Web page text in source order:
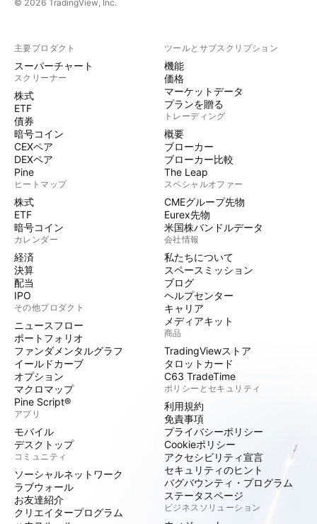
© 2026 TradingView, Inc.
主要プロダクト
スーパーチャート
スクリーナー
株式
ETF
債券
暗号コイン
CEXペア
DEXペア
Pine
ヒートマップ
株式
ETF
暗号コイン
カレンダー
経済
決算
配当
IPO
その他プロダクト
ニュースフロー
ポートフォリオ
ファンダメンタルグラフ
イールドカーブ
オプション
マクロマップ
Pine Script®
アプリ
モバイル
デスクトップ
コミュニティ
ソーシャルネットワーク
ラブウォール
お友達紹介
クリエイタープログラム
ツールとサブスクリプション
機能
価格
マーケットデータ
プランを贈る
トレーディング
概要
ブローカー
ブローカー比較
The Leap
スペシャルオファー
CMEグループ先物
Eurex先物
米国株バンドルデータ
会社情報
私たちについて
スペースミッション
ブログ
ヘルプセンター
キャリア
メディアキット
商品
TradingViewストア
タロットカード
C63 TradeTime
ポリシーとセキュリティ
利用規約
免責事項
プライバシーポリシー
Cookieポリシー
アクセシビリティ宣言
セキュリティのヒント
バグバウンティ・プログラム
ステータスページ
ビジネスソリューション